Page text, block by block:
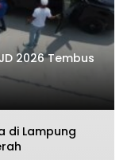
2026 Tembus
di Lampung